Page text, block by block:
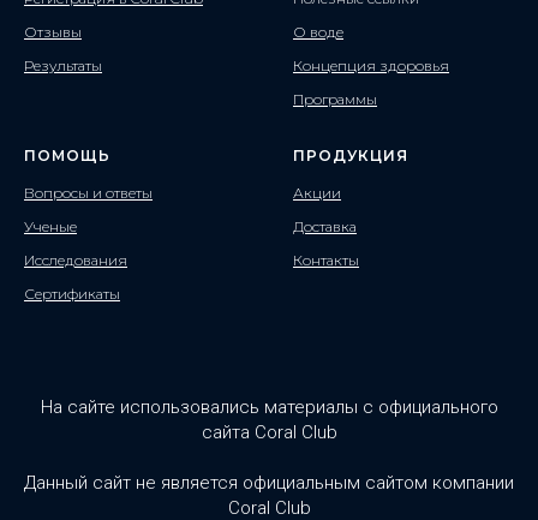
Отзывы
Результаты
О воде
Концепция здоровья
Программы
ПОМОЩЬ
Вопросы и ответы
Ученые
Исследования
Сертификаты
ПРОДУКЦИЯ
Акции
Доставка
Контакты
На сайте использовались материалы с официального
сайта Coral Club
Данный сайт не является официальным сайтом компании
Coral Club